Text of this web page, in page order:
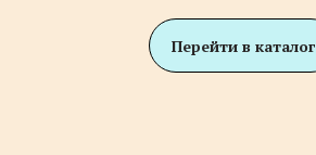
Перейти в каталог